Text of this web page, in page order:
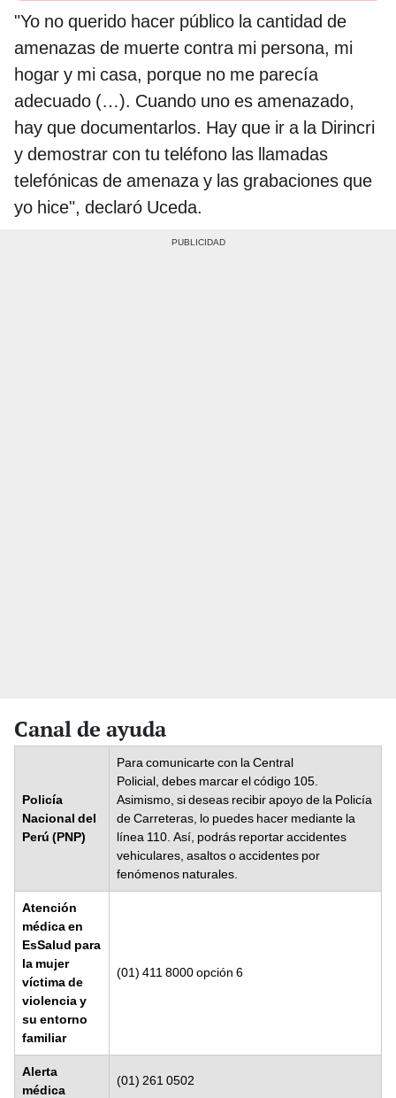
"Yo no querido hacer público la cantidad de
amenazas de muerte contra mi persona, mi
hogar y mi casa, porque no me parecía
adecuado (…). Cuando uno es amenazado,
hay que documentarlos. Hay que ir a la Dirincri
y demostrar con tu teléfono las llamadas
telefónicas de amenaza y las grabaciones que
yo hice", declaró Uceda.
Canal de ayuda
Policía
Nacional del
Perú (PNP)
Para comunicarte con la Central
Policial, debes marcar el código 105.
Asimismo, si deseas recibir apoyo de la Policía
de Carreteras, lo puedes hacer mediante la
línea 110. Así, podrás reportar accidentes
vehiculares, asaltos o accidentes por
fenómenos naturales.
Atención
médica en
EsSalud para
la mujer
víctima de
violencia y
su entorno
familiar
(01) 411 8000 opción 6
Alerta
médica
(01) 261 0502